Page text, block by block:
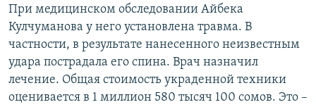
При медицинском обследовании Айбека
Кулчуманова у него установлена травма. В
частности, в результате нанесенного неизвестным
удара пострадала его спина. Врач назначил
лечение. Общая стоимость украденной техники
оценивается в 1 миллион 580 тысяч 100 сомов. Это –